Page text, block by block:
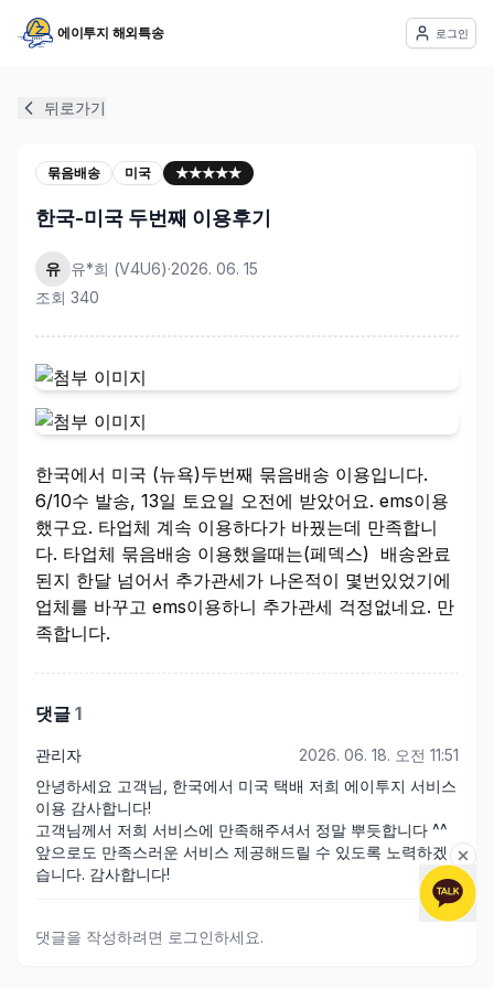
에이투지 해외특송 로그인
뒤로가기
묶음배송 미국 ★★★★★
한국-미국 두번째 이용후기
유 유*희 (V4U6)·2026. 06. 15
조회 340
한국에서 미국 (뉴욕)두번째 묶음배송 이용입니다.
6/10수 발송, 13일 토요일 오전에 받았어요. ems이용
했구요. 타업체 계속 이용하다가 바꿨는데 만족합니
다. 타업체 묶음배송 이용했을때는(페덱스) 배송완료
된지 한달 넘어서 추가관세가 나온적이 몇번있었기에
업체를 바꾸고 ems이용하니 추가관세 걱정없네요. 만
족합니다.
댓글 1
관리자
2026. 06. 18. 오전 11:51
안녕하세요 고객님, 한국에서 미국 택배 저희 에이투지 서비스
이용 감사합니다!
고객님께서 저희 서비스에 만족해주셔서 정말 뿌듯합니다 ^^
앞으로도 만족스러운 서비스 제공해드릴 수 있도록 노력하겠
습니다. 감사합니다!
댓글을 작성하려면 로그인하세요.